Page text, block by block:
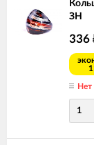
ЗН
336
Нет